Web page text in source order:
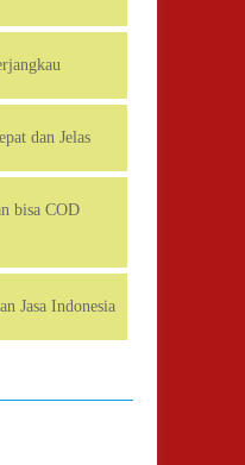
dan Jelas
bisa COD
Jasa Indonesia